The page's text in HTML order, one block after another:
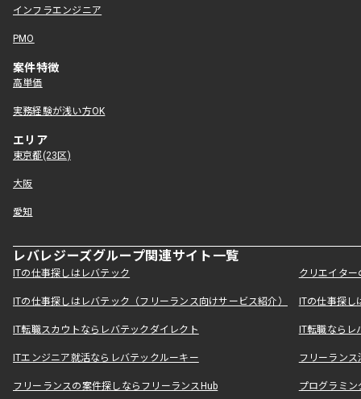
インフラエンジニア
PMO
案件特徴
高単価
実務経験が浅い方OK
エリア
東京都(23区)
大阪
愛知
レバレジーズグループ関連サイト一覧
ITの仕事探しはレバテック クリエイタ
ITの仕事探しはレバテック（フリーランス向けサービス紹介） ITの仕事探
IT転職スカウトならレバテックダイレクト IT転職なら
ITエンジニア就活ならレバテックルーキー フリーラン
フリーランスの案件探しならフリーランスHub プログラミ